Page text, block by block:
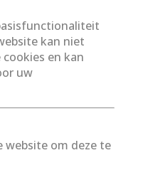
kan niet
en kan
uw
website om deze te